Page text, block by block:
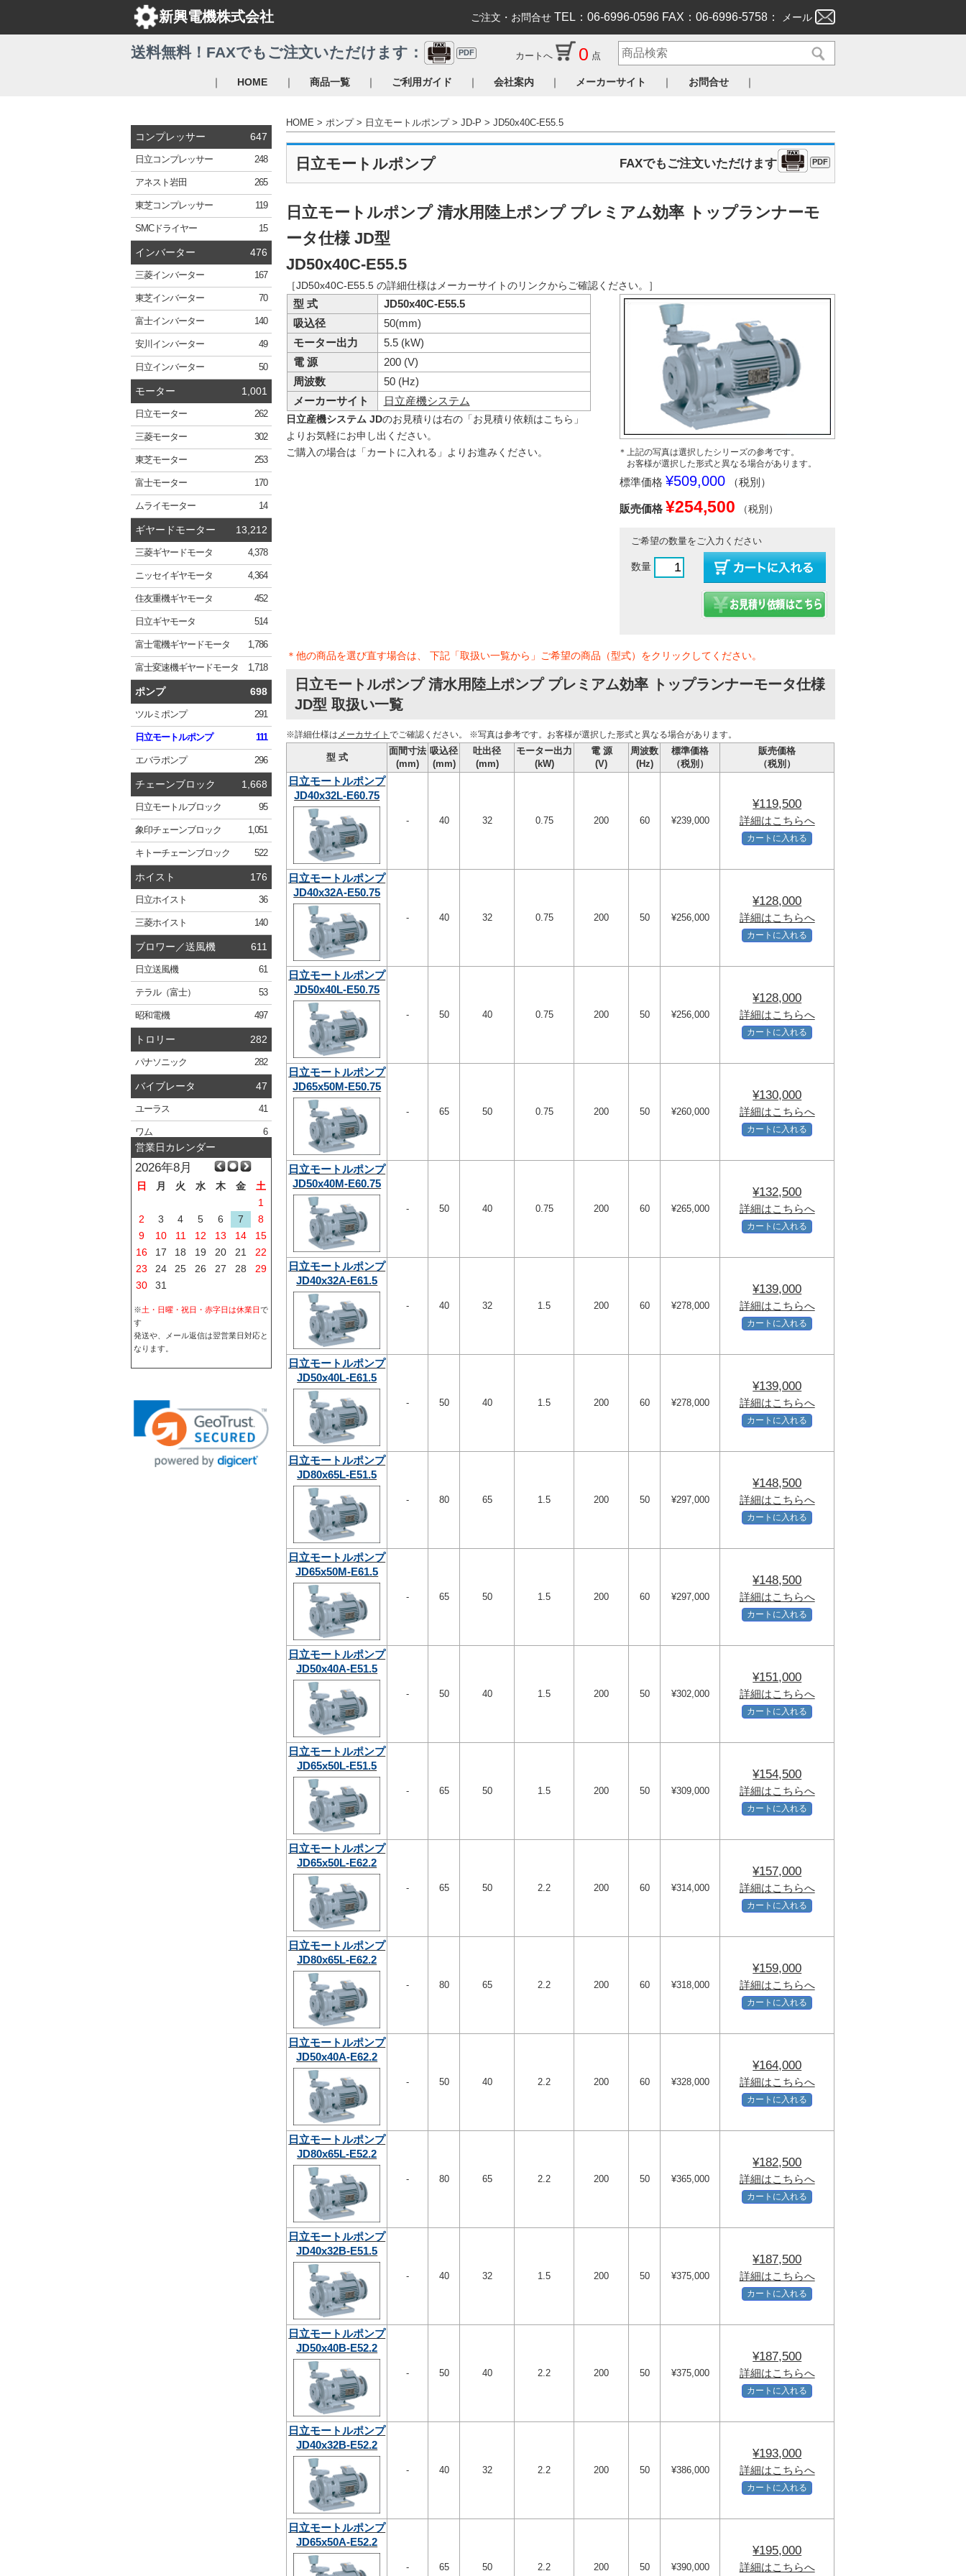
新興電機株式会社 ご注文・お問合せ TEL：06-6996-0596 FAX：06-6996-5758： メール
｜ HOME ｜ 商品一覧 ｜ ご利用ガイド ｜ 会社案内 ｜ メーカーサイト ｜ お問合せ ｜
コンプレッサー 647
日立コンプレッサー 248
アネスト岩田 265
東芝コンプレッサー 119
SMCドライヤー 15
インバーター 476
三菱インバーター 167
東芝インバーター 70
富士インバーター 140
安川 インバーター 49
日立インバーター 50
モーター 1,001
日立モーター 262
三菱モーター 302
東芝モーター 253
富士モーター 170
ムライモーター 14
ギヤードモーター 13,212
三菱ギヤードモータ 4,378
ニッセイギヤモータ 4,364
住友重機ギヤモータ 452
日立ギヤモータ 514
富士電機ギヤードモータ 1,786
富士変速機ギヤードモータ 1,718
ポンプ 698
ツルミ ポンプ 291
日立モートルポンプ 111
エバラポンプ 296
チェーンブロック 1,668
日立モートルブロック 95
象印チェーンブロック 1,051
キトーチェーンブロック 522
ホイスト 176
日立ホイスト 36
三菱ホイスト 140
ブロワー／送風機 611
日立送風機 61
テラル（富士） 53
昭和電機 497
トロリー 282
パナソニック 282
バイブレータ 47
ユーラス 41
ワム 6
営業日カレンダー
2026年8月
日 月 火 水 木 金
土
1
2
3 4 5 6 7
8
9
10 11 12 13 14
15
16
17 18 19 20 21
22
23
24 25 26 27 28
29
30
31
※土・日曜・祝日・赤字日は休業日で
す
発送や、メール返信は翌営業日対応と
なります。
送料無料！FAXでもご注文いただけます： PDF カートへ 0 点
HOME ポンプ 日立モートルポンプ JD-P JD50x40C-E55.5
日立モートルポンプ FAXでもご注文いただけます PDF
日立モートルポンプ 清水用陸上ポンプ プレミアム効率 トップランナーモ
ータ仕様 JD型
JD50x40C-E55.5
［JD50x40C-E55.5 の詳細仕様はメーカーサイトのリンクからご確認ください。］
＊上記の写真は選択したシリーズの参考です。
お客様が選択した形式と異なる場合があります。
標準価格 ¥509,000 （税別）
販売価格 ¥254,500 （税別）
ご希望の数量をご入力ください
数量
型 式
JD50x40C-E55.5
吸込径
50(mm)
モーター出力
5.5 (kW)
電 源
200 (V)
周波数
50 (Hz)
メーカーサイト
日立産機システム
日立産機システム JDのお見積りは右の「お見積り依頼はこちら」
よりお気軽にお申し出ください。
ご購入の場合は「カートに入れる」よりお進みください。
＊他の商品を選び直す場合は、 下記「取扱い一覧から」ご希望の商品（型式）をクリックしてください。
日立モートルポンプ 清水用陸上ポンプ プレミアム効率 トップランナーモータ仕様
JD型 取扱い一覧
※詳細仕様は メーカサイトでご確認ください。 ※写真は参考です。お客様が選択した形式と異なる場合があります。
型 式
面間寸法
(mm)
吸込径
(mm)
吐出径
(mm)
モーター出力
(kW)
電 源
(V)
周波数
(Hz)
標準価格
（税別）
販売価格
（税別）
日立モートルポンプ
JD40x32L-E60.75
- 40 32 0.75 200 60 ¥239,000
¥119,500
詳細はこちらへ
カートに入れる
日立モートルポンプ
JD40x32A-E50.75
- 40 32 0.75 200 50 ¥256,000
¥128,000
詳細はこちらへ
カートに入れる
日立モートルポンプ
JD50x40L-E50.75
- 50 40 0.75 200 50 ¥256,000
¥128,000
詳細はこちらへ
カートに入れる
日立モートルポンプ
JD65x50M-E50.75
- 65 50 0.75 200 50 ¥260,000
¥130,000
詳細はこちらへ
カートに入れる
日立モートルポンプ
JD50x40M-E60.75
- 50 40 0.75 200 60 ¥265,000
¥132,500
詳細はこちらへ
カートに入れる
日立モートルポンプ
JD40x32A-E61.5
- 40 32 1.5 200 60 ¥278,000
¥139,000
詳細はこちらへ
カートに入れる
日立モートルポンプ
JD50x40L-E61.5
- 50 40 1.5 200 60 ¥278,000
¥139,000
詳細はこちらへ
カートに入れる
日立モートルポンプ
JD80x65L-E51.5
- 80 65 1.5 200 50 ¥297,000
¥148,500
詳細はこちらへ
カートに入れる
日立モートルポンプ
JD65x50M-E61.5
- 65 50 1.5 200 60 ¥297,000
¥148,500
詳細はこちらへ
カートに入れる
日立モートルポンプ
JD50x40A-E51.5
- 50 40 1.5 200 50 ¥302,000
¥151,000
詳細はこちらへ
カートに入れる
日立モートルポンプ
JD65x50L-E51.5
- 65 50 1.5 200 50 ¥309,000
¥154,500
詳細はこちらへ
カートに入れる
日立モートルポンプ
JD65x50L-E62.2
- 65 50 2.2 200 60 ¥314,000
¥157,000
詳細はこちらへ
カートに入れる
日立モートルポンプ
JD80x65L-E62.2
- 80 65 2.2 200 60 ¥318,000
¥159,000
詳細はこちらへ
カートに入れる
日立モートルポンプ
JD50x40A-E62.2
- 50 40 2.2 200 60 ¥328,000
¥164,000
詳細はこちらへ
カートに入れる
日立モートルポンプ
JD80x65L-E52.2
- 80 65 2.2 200 50 ¥365,000
¥182,500
詳細はこちらへ
カートに入れる
日立モートルポンプ
JD40x32B-E51.5
- 40 32 1.5 200 50 ¥375,000
¥187,500
詳細はこちらへ
カートに入れる
日立モートルポンプ
JD50x40B-E52.2
- 50 40 2.2 200 50 ¥375,000
¥187,500
詳細はこちらへ
カートに入れる
日立モートルポンプ
JD40x32B-E52.2
- 40 32 2.2 200 50 ¥386,000
¥193,000
詳細はこちらへ
カートに入れる
日立モートルポンプ
JD65x50A-E52.2
- 65 50 2.2 200 50 ¥390,000
¥195,000
詳細はこちらへ